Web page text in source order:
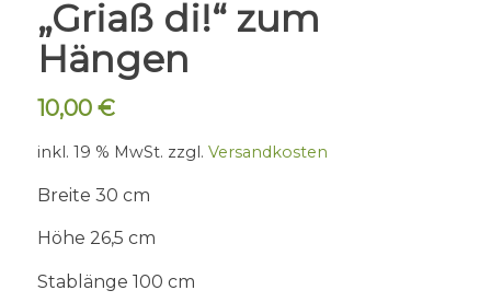
„Griaß di!“ zum
Hängen
10,00 €
inkl. 19 % MwSt. zzgl. Versandkosten
Breite 30 cm
Höhe 26,5 cm
Stablänge 100 cm